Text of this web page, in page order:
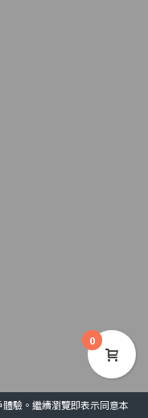
0
驗。繼續瀏覽即表示同意本